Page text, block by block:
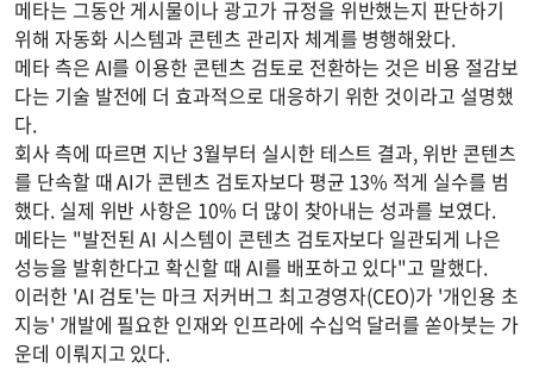
메타는 그동안 게시물이나 광고가 규정을 위반했는지 판단하기
위해 자동화 시스템과 콘텐츠 관리자 체계를 병행해왔다.
메타 측은 AI를 이용한 콘텐츠 검토로 전환하는 것은 비용 절감보
다는 기술 발전에 더 효과적으로 대응하기 위한 것이라고 설명했
다.
회사 측에 따르면 지난 3월부터 실시한 테스트 결과, 위반 콘텐츠
를 단속할 때 AI가 콘텐츠 검토자보다 평균 13% 적게 실수를 범
했다. 실제 위반 사항은 10% 더 많이 찾아내는 성과를 보였다.
메타는 "발전된 AI 시스템이 콘텐츠 검토자보다 일관되게 나은
성능을 발휘한다고 확신할 때 AI를 배포하고 있다"고 말했다.
이러한 'AI 검토'는 마크 저커버그 최고경영자(CEO)가 '개인용 초
지능' 개발에 필요한 인재와 인프라에 수십억 달러를 쏟아붓는 가
운데 이뤄지고 있다.